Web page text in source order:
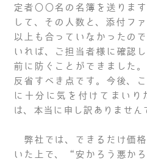
定者○○名の名簿を送りま
して、その人数と、添付フ
以上も合っていなかったの
いれば、ご担当者様に確認
前に防ぐことができました
反省すべき点です。今後、
に十分に気を付けてまいり
は、本当に申し訳ありません
弊社では、できるだけ価
いた上で、“安かろう悪か